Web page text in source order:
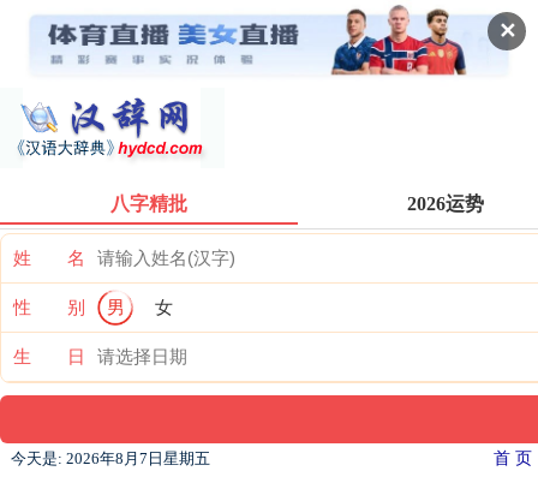
✕
八字精批 2026运势
姓 名
性 别 男 女
生 日
今天是: 2026年8月7日星期五 首 页